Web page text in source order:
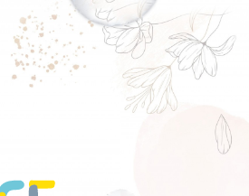
Перейти
к
содержанию